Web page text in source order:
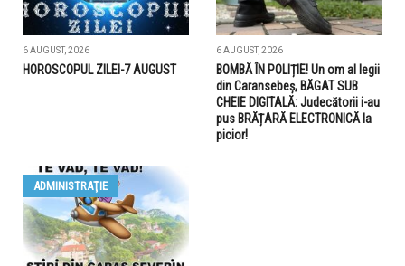
6 AUGUST, 2026
HOROSCOPUL ZILEI-7 AUGUST
6 AUGUST, 2026
BOMBĂ ÎN POLIȚIE! Un om al legii
din Caransebeș, BĂGAT SUB
CHEIE DIGITALĂ: Judecătorii i-au
pus BRĂȚARĂ ELECTRONICĂ la
picior!
ADMINISTRAŢIE